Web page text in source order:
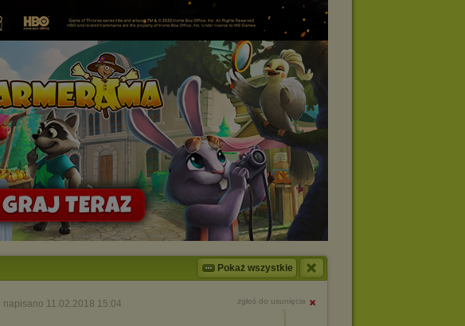
Pokaż wszystkie
napisano 11.02.2018 15:04 zgłoś do usunięcia